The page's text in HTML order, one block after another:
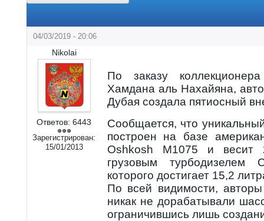
04/03/2019 - 20:06
Nikolai
Ответов: 6443
Зарегистрирован:
15/01/2013
По заказу
Хамдана аль Нахайяна,
Дубая создала пятиосный
Сообщается, что
построен на базе
Oshkosh M1075 и
грузовым турбодизелем
которого достигает 15,2
По всей видимости,
никак не дорабатывали
ограничившись лишь